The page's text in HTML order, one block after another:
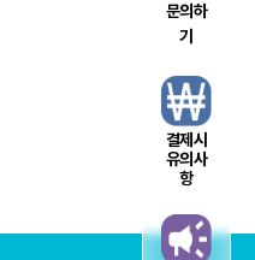
문의하
기
결제시
유의사
항